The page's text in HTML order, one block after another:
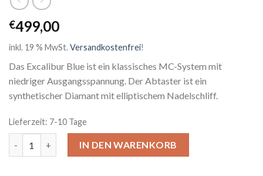
€499,00
inkl. 19 % MwSt.Versandkostenfrei!
Das Excalibur Blue ist ein klassisches MC-System mit
niedriger Ausgangsspannung. Der Abtaster ist ein
synthetischer Diamant mit elliptischem Nadelschliff.
Lieferzeit: 7-10 Tage
Excalibur Blue (MC low output Tonabnehmer) Menge
IN DEN WARENKORB